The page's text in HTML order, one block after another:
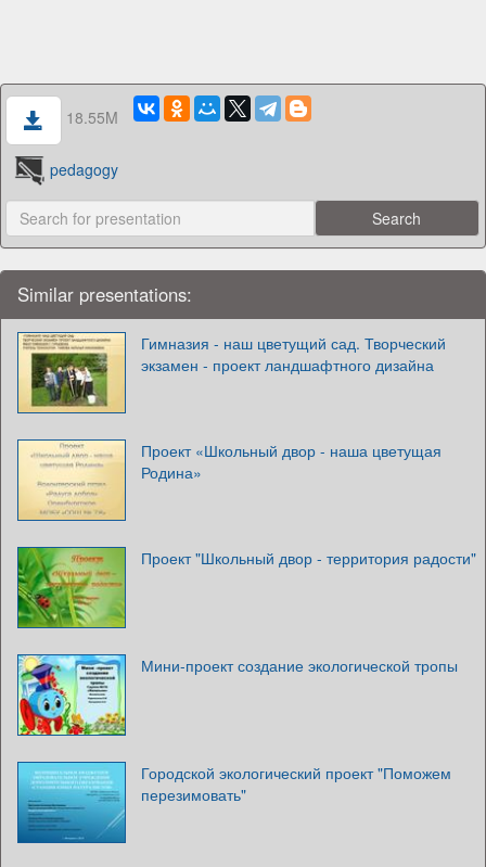
18.55M
pedagogy
Similar presentations:
Гимназия - наш цветущий сад. Творческий
экзамен - проект ландшафтного дизайна
Проект «Школьный двор - наша цветущая
Родина»
Проект "Школьный двор - территория радости"
Мини-проект создание экологической тропы
Городской экологический проект "Поможем
перезимовать"